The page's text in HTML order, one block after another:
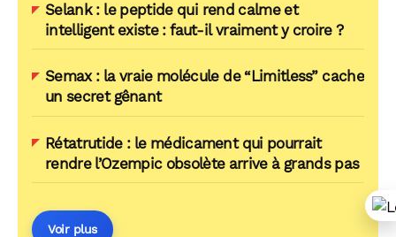
Selank : le peptide qui rend calme et
intelligent existe : faut-il vraiment y croire ?
Semax : la vraie molécule de “Limitless” cache
un secret gênant
Rétatrutide : le médicament qui pourrait
rendre l’Ozempic obsolète arrive à grands pas
Voir plus